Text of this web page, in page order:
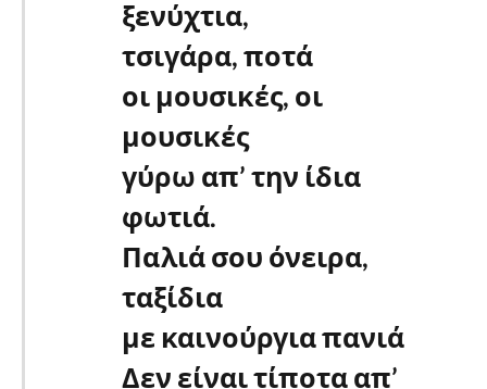
ξενύχτια,
τσιγάρα, ποτά
οι μουσικές, οι
μουσικές
γύρω απ’ την ίδια
φωτιά.
Παλιά σου όνειρα,
ταξίδια
με καινούργια πανιά
Δεν είναι τίποτα απ’